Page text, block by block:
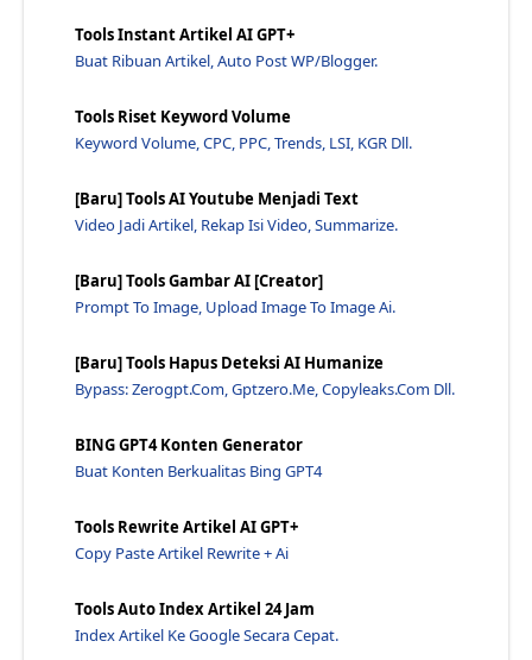
Optimasi Umum Blog Ada Yang Tertuliskan Ubahkan Se...
Top 10 Tips Untuk Blog yang Lebih Baik Berikut ada...
Dalam Google, Artikel Terbaru Memiliki Kekuatan Ya...
Contoh Rencana Blog Menggunakan Tag Header - Jawar...
Meta Description Tag Valid Html5 Seo Friendly - Ja...
Mengatasi Leverage Browser Caching Untuk FaviconIn...
Penyebab Artikel Blog Tidak Terindex Di Google - J...
Inspect Element Di Chrome Suka Mencurigakan - Jawa...
Seo Atau Search Engine Optimization, Apa Itu Seo? ...
Cara Mengoptimalkan Konten Iframe Anda Untuk Seo -...
Ingin Menghilangkan I Frame Dan Teks Injection Ata...
Belajar Seo: Teknik - Jawaraspeed
5 Cara Meningkatkan Blog (Cara Meningkatkan Pengun...
Tools Instant Artikel AI GPT+
Buat Ribuan Artikel, Auto Post WP/Blogger.
Tools Riset Keyword Volume
Keyword Volume, CPC, PPC, Trends, LSI, KGR Dll.
[Baru] Tools AI Youtube Menjadi Text
Video Jadi Artikel, Rekap Isi Video, Summarize.
[Baru] Tools Gambar AI [Creator]
Prompt To Image, Upload Image To Image Ai.
[Baru] Tools Hapus Deteksi AI Humanize
Bypass: Zerogpt.com, Gptzero.me, Copyleaks.com Dll.
BING GPT4 Konten Generator
Buat Konten Berkualitas Bing GPT4
Tools Rewrite Artikel AI GPT+
Copy Paste Artikel Rewrite + Ai
Tools Auto Index Artikel 24 Jam
Index Artikel Ke Google Secara Cepat.